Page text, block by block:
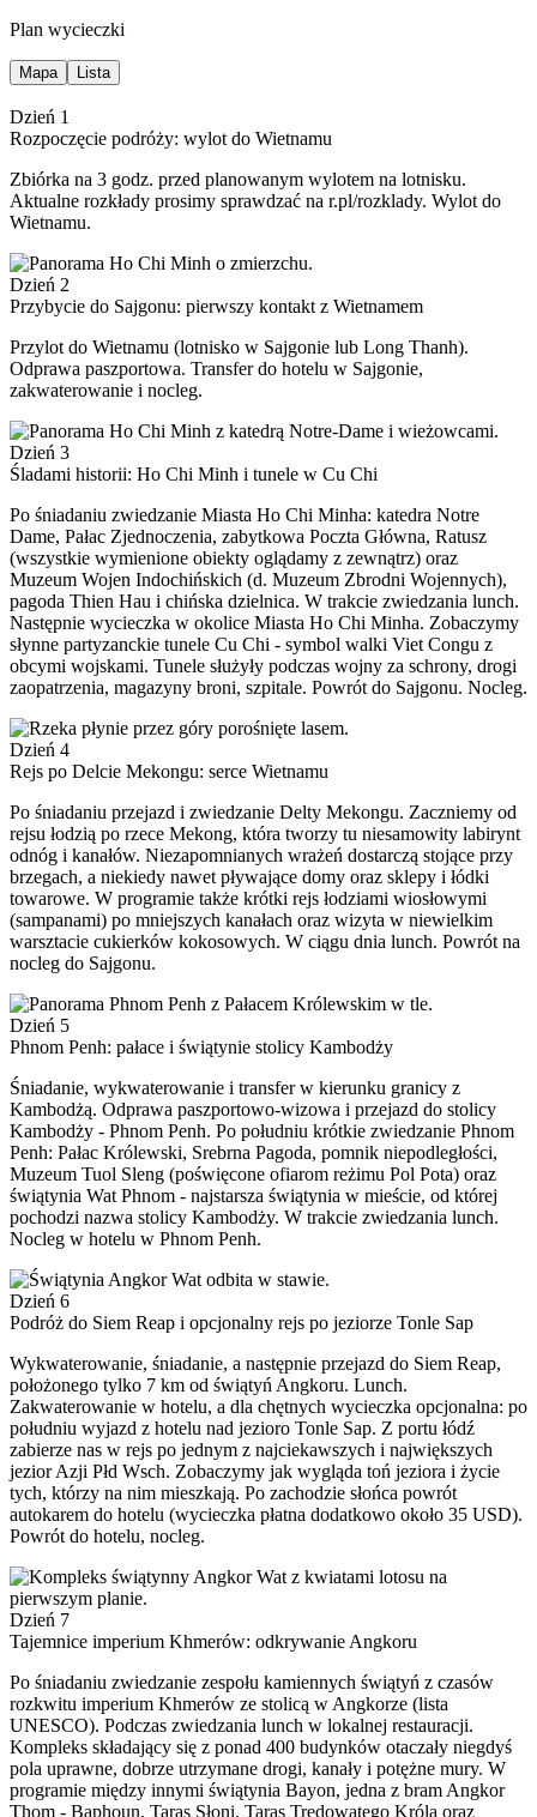
Plan wycieczki
Mapa Lista
Dzień 1
Rozpoczęcie podróży: wylot do Wietnamu
Zbiórka na 3 godz. przed planowanym wylotem na lotnisku.
Aktualne rozkłady prosimy sprawdzać na r.pl/rozklady. Wylot do
Wietnamu.
Dzień 2
Przybycie do Sajgonu: pierwszy kontakt z Wietnamem
Przylot do Wietnamu (lotnisko w Sajgonie lub Long Thanh).
Odprawa paszportowa. Transfer do hotelu w Sajgonie,
zakwaterowanie i nocleg.
Dzień 3
Śladami historii: Ho Chi Minh i tunele w Cu Chi
Po śniadaniu zwiedzanie Miasta Ho Chi Minha: katedra Notre
Dame, Pałac Zjednoczenia, zabytkowa Poczta Główna, Ratusz
(wszystkie wymienione obiekty oglądamy z zewnątrz) oraz
Muzeum Wojen Indochińskich (d. Muzeum Zbrodni Wojennych),
pagoda Thien Hau i chińska dzielnica. W trakcie zwiedzania lunch.
Następnie wycieczka w okolice Miasta Ho Chi Minha. Zobaczymy
słynne partyzanckie tunele Cu Chi - symbol walki Viet Congu z
obcymi wojskami. Tunele służyły podczas wojny za schrony, drogi
zaopatrzenia, magazyny broni, szpitale. Powrót do Sajgonu. Nocleg.
Dzień 4
Rejs po Delcie Mekongu: serce Wietnamu
Po śniadaniu przejazd i zwiedzanie Delty Mekongu. Zaczniemy od
rejsu łodzią po rzece Mekong, która tworzy tu niesamowity labirynt
odnóg i kanałów. Niezapomnianych wrażeń dostarczą stojące przy
brzegach, a niekiedy nawet pływające domy oraz sklepy i łódki
towarowe. W programie także krótki rejs łodziami wiosłowymi
(sampanami) po mniejszych kanałach oraz wizyta w niewielkim
warsztacie cukierków kokosowych. W ciągu dnia lunch. Powrót na
nocleg do Sajgonu.
Dzień 5
Phnom Penh: pałace i świątynie stolicy Kambodży
Śniadanie, wykwaterowanie i transfer w kierunku granicy z
Kambodżą. Odprawa paszportowo-wizowa i przejazd do stolicy
Kambodży - Phnom Penh. Po południu krótkie zwiedzanie Phnom
Penh: Pałac Królewski, Srebrna Pagoda, pomnik niepodległości,
Muzeum Tuol Sleng (poświęcone ofiarom reżimu Pol Pota) oraz
świątynia Wat Phnom - najstarsza świątynia w mieście, od której
pochodzi nazwa stolicy Kambodży. W trakcie zwiedzania lunch.
Nocleg w hotelu w Phnom Penh.
Dzień 6
Podróż do Siem Reap i opcjonalny rejs po jeziorze Tonle Sap
Wykwaterowanie, śniadanie, a następnie przejazd do Siem Reap,
położonego tylko 7 km od świątyń Angkoru. Lunch.
Zakwaterowanie w hotelu, a dla chętnych wycieczka opcjonalna: po
południu wyjazd z hotelu nad jezioro Tonle Sap. Z portu łódź
zabierze nas w rejs po jednym z najciekawszych i największych
jezior Azji Płd Wsch. Zobaczymy jak wygląda toń jeziora i życie
tych, którzy na nim mieszkają. Po zachodzie słońca powrót
autokarem do hotelu (wycieczka płatna dodatkowo około 35 USD).
Powrót do hotelu, nocleg.
Dzień 7
Tajemnice imperium Khmerów: odkrywanie Angkoru
Po śniadaniu zwiedzanie zespołu kamiennych świątyń z czasów
rozkwitu imperium Khmerów ze stolicą w Angkorze (lista
UNESCO). Podczas zwiedzania lunch w lokalnej restauracji.
Kompleks składający się z ponad 400 budynków otaczały niegdyś
pola uprawne, dobrze utrzymane drogi, kanały i potężne mury. W
programie między innymi świątynia Bayon, jedna z bram Angkor
Thom - Baphoun, Taras Słoni, Taras Trędowatego Króla oraz